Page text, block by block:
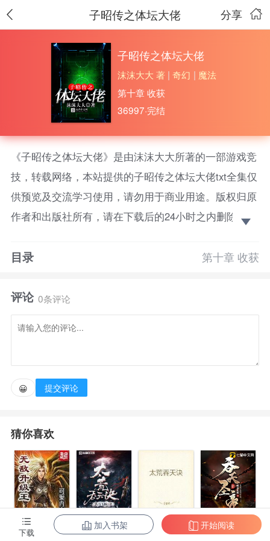
分享
子昭传之体坛大佬
子昭传之体坛大佬
沫沫大大 著 |奇幻 | 魔法
第十章 收获
36997·完结
《子昭传之体坛大佬》是由沫沫大大所著的一部游戏竞
技，转载网络，本站提供的子昭传之体坛大佬txt全集仅
供预览及交流学习使用，请勿用于商业用途。版权归原
作者和出版社所有，请在下载后的24小时之内删除，如
郭子昭重生了。年近四十的大叔携带一个体坛大佬系
系统的任务，一步步成为体坛大佬呢？轻松、青春、热
血与梦想交织的生活中，郭子昭一步步牛逼的走了过
来......本书慢热，没有太多装逼和打脸的设置。 敬请
目录 第十章 收获
评论 0条评论
😀 提交评论
猜你喜欢
无敌升级王
柳无邪和徐凌
太荒吞天诀
吞天圣帝
下载
加入书架 开始阅读